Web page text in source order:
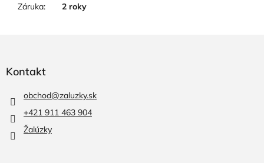
Záruka: 2 roky
Kontakt
obchod@zaluzky.sk
+421 911 463 904
Žalúzky